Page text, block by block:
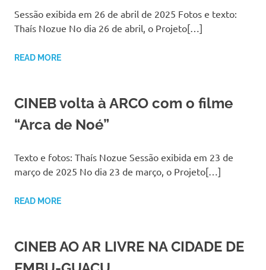
Sessão exibida em 26 de abril de 2025 Fotos e texto:
Thaís Nozue No dia 26 de abril, o Projeto[…]
READ MORE
CINEB volta à ARCO com o filme
“Arca de Noé”
Texto e fotos: Thaís Nozue Sessão exibida em 23 de
março de 2025 No dia 23 de março, o Projeto[…]
READ MORE
CINEB AO AR LIVRE NA CIDADE DE